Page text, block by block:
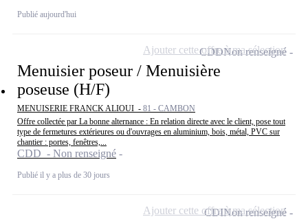
Publié aujourd'hui
Menuisier poseur / Menuisière
poseuse (H/F)
MENUISERIE FRANCK ALIOUI - 81 - CAMBON
Offre collectée par La bonne alternance : En relation directe avec le client, pose tout
type de fermetures extérieures ou d'ouvrages en aluminium, bois, métal, PVC sur
chantier : portes, fenêtres,...
CDD - Non renseigné
Publié il y a plus de 30 jours
CDDNon renseigné
Ajouter cette offre à ma sélection
CDINon renseigné
Ajouter cette offre à ma sélection